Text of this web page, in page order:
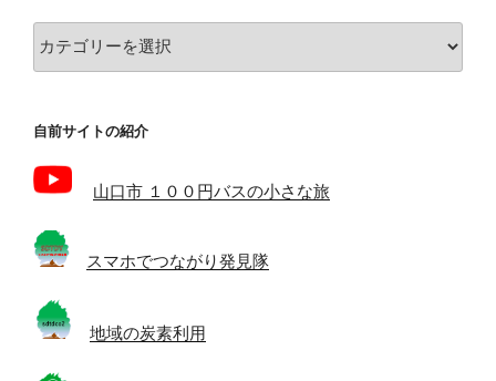
テ
ー
自前サイトの紹介
山口市 １００円バスの小さな旅
スマホでつながり発見隊
地域の炭素利用